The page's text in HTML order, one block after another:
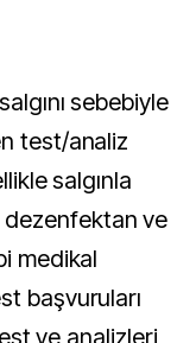
sebebiyle
test/analiz
salgınla
dezenfektan ve
medikal
başvuruları
ve analizleri